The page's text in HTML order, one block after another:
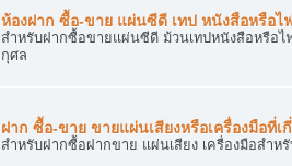
ห้องฝาก ซื้อ-ขาย แผ่นซีดี เทป หนังสือหรือไ
สำหรับฝากซื้อขายแผ่นซีดี ม้วนเทปหนังสือหรือไ
กุศล
ฝาก ซื้อ-ขาย ขายแผ่นเสียงหรือเครื่องมือที่เ
สำหรับฝากซื้อฝากขาย แผ่นเสียง เครื่องมือสำหรั